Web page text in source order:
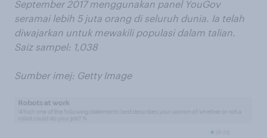
September 2017 menggunakan panel YouGov
seramai lebih 5 juta orang di seluruh dunia. Ia telah
diwajarkan untuk mewakili populasi dalam talian.
Saiz sampel: 1,038
Sumber imej: Getty Image